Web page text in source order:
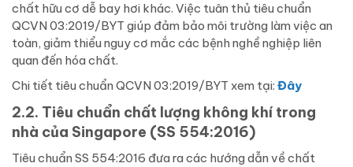
chất hữu cơ dễ bay hơi khác. Việc tuân thủ tiêu chuẩn
QCVN 03:2019/BYT giúp đảm bảo môi trường làm việc an
toàn, giảm thiểu nguy cơ mắc các bệnh nghề nghiệp liên
quan đến hóa chất.
Chi tiết tiêu chuẩn QCVN 03:2019/BYT xem tại: Đây
2.2. Tiêu chuẩn chất lượng không khí trong
nhà của Singapore (SS 554:2016)
Tiêu chuẩn SS 554:2016 đưa ra các hướng dẫn về chất